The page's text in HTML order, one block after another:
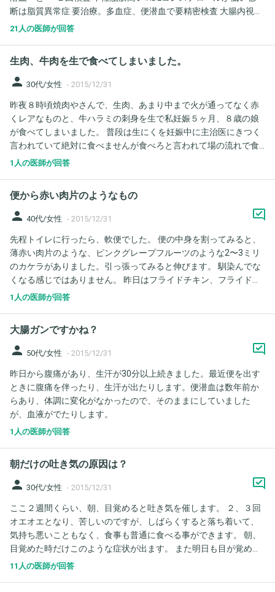
その他の疾病の可能性が高いでしょうか？また胃カメラをすべき
でしょうか？ ここ4日は胃に優しい食事ですがなかなか治らず質
断は脂質異常症 要治療。多血症、便潜血で要精密検査 大腸内視鏡
とあります。 要加療(至急治療を含む。)とありましたがいつ頃ま
配される疾患をおしえてください。 万が一、大変な病気だったり
したらと思うと、私が心配でたまらないのです。よろしくお願い
21人の医師が回答
生肉、牛肉を生で食べてしまいました。
person 30代/女性 - 2015/12/31
昨夜８時頃焼肉やさんで、生肉、あまり中まで火が通ってなく赤
くレアなものと、牛ハラミの刺身を生で私妊娠５ヶ月、８歳の娘
が食べてしまいました。 普段は生にくを妊娠中に主治医にきつく
言われていて絶対に食べませんが食べろと言われて場の流れで食
べてしまいました。 その後夜中の2時くらいに腹痛と吐き気で目
り、反省しています。 娘には下痢はありません。食中毒は潜伏は
２日から７日と知りましたが 今後なにに注意したらよいですか？
1人の医師が回答
便から赤い肉片のようなもの
person 40代/女性 - 2015/12/31
先程トイレに行ったら、軟便でした。 便の中身を割ってみると、
薄赤い肉片のような、ピンクグレープフルーツのような2〜3ミリ
のカケラがありました。引っ張ってみると伸びます。 馴染んでな
くなる感じではありません。 昨日はフライドチキン、フライドポ
テト、赤飯、ブリのお刺身をたべています。 ここ3〜4日下痢また
予定しているのですが、がんじゃないかと不安で不安で。 ご回答
宜しくお願いします。
1人の医師が回答
大腸ガンですかね？
person 50代/女性 - 2015/12/31
昨日から腹痛があり、生汗が30分以上続きました。最近便を出す
ときに腹痛を伴ったり、生汗が出たりします。便潜血は数年前か
らあり、体調に変化がなかったので、そのままにしていました
が、血液がでたりします。
1人の医師が回答
朝だけの吐き気の原因は？
person 30代/女性 - 2015/12/31
ここ２週間くらい、朝、目覚めると吐き気を催します。 ２、３回
オエオエとなり、苦しいのですが、しばらくすると落ち着いて、
気持ち悪いこともなく、食事も普通に食べる事ができます。 朝、
目覚めた時だけこのような症状が出ます。 また明日も目が覚めた
ら、気持ち悪いのかと思うと、寝るときも少し憂鬱な気分になり
11人の医師が回答